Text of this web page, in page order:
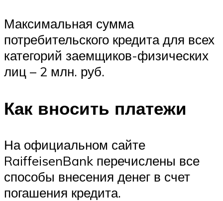
Максимальная сумма
потребительского кредита для всех
категорий заемщиков-физических
лиц – 2 млн. руб.
Как вносить платежи
На официальном сайте
RaiffeisenBank перечислены все
способы внесения денег в счет
погашения кредита.